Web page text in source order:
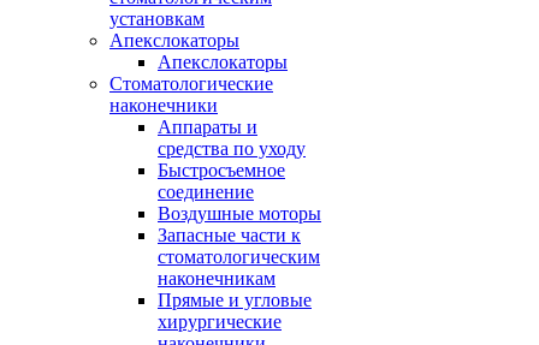
установкам
Апекслокаторы
Апекслокаторы
Стоматологические
наконечники
Аппараты и
средства по уходу
Быстросъемное
соединение
Воздушные моторы
Запасные части к
стоматологическим
наконечникам
Прямые и угловые
хирургические